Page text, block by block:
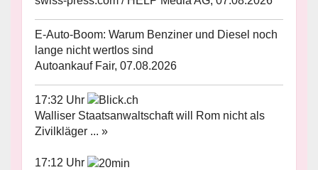
E-Auto-Boom: Warum Benziner und Diesel noch
lange nicht wertlos sind
Autoankauf Fair, 07.08.2026
17:32 Uhr
Walliser Staatsanwaltschaft will Rom nicht als
Zivilkläger ... »
17:12 Uhr